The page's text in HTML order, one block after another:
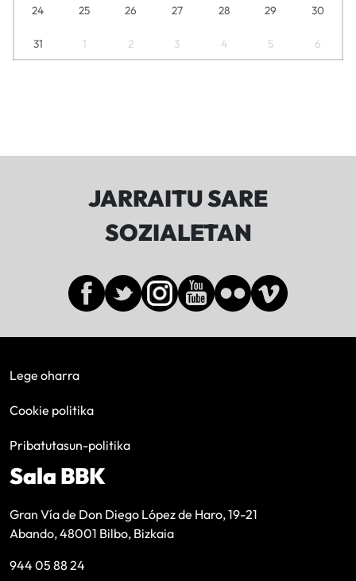
24 25 26 27 28 29 30
31 1 2 3 4 5 6
JARRAITU SARE
SOZIALETAN
Lege oharra
Cookie politika
Pribatutasun-politika
Sala BBK
Gran Vía de Don Diego López de Haro, 19-21
Abando, 48001 Bilbo, Bizkaia
944 05 88 24